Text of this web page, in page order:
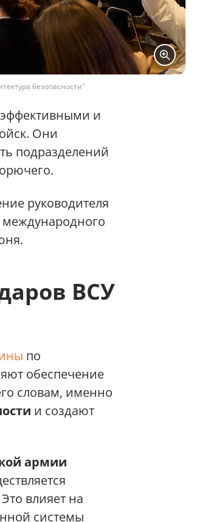
безопасности"
и
Они
подразделений
руководителя
ВСУ
по
обеспечение
словам, именно
и создают
армии
влияет на
системы